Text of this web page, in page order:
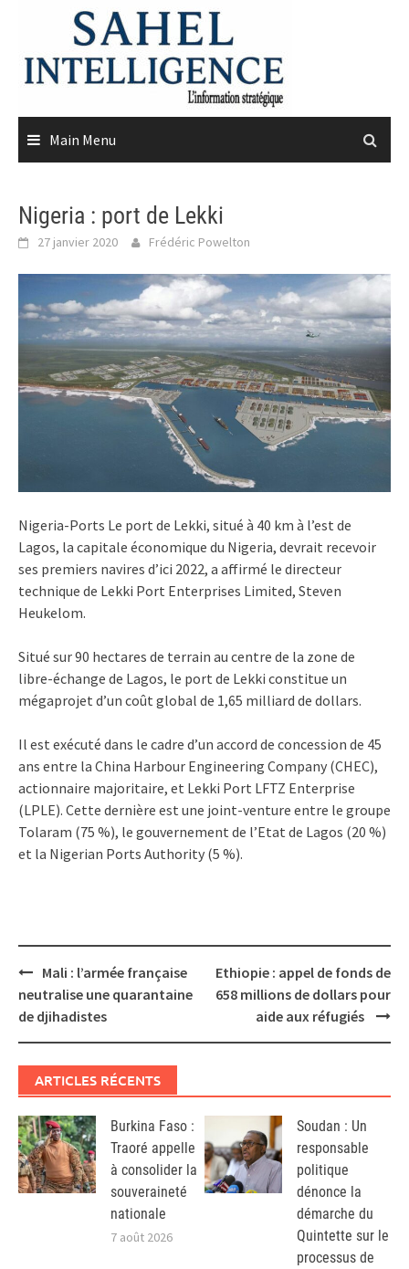
content
Main Menu
Nigeria : port de Lekki
27 janvier 2020 Frédéric Powelton
Nigeria-Ports Le port de Lekki, situé à 40 km à l’est de
Lagos, la capitale économique du Nigeria, devrait recevoir
ses premiers navires d’ici 2022, a affirmé le directeur
technique de Lekki Port Enterprises Limited, Steven
Heukelom.
Situé sur 90 hectares de terrain au centre de la zone de
libre-échange de Lagos, le port de Lekki constitue un
mégaprojet d’un coût global de 1,65 milliard de dollars.
Il est exécuté dans le cadre d’un accord de concession de 45
ans entre la China Harbour Engineering Company (CHEC),
actionnaire majoritaire, et Lekki Port LFTZ Enterprise
(LPLE). Cette dernière est une joint-venture entre le groupe
Tolaram (75 %), le gouvernement de l’Etat de Lagos (20 %)
et la Nigerian Ports Authority (5 %).
Post
navigation
Mali : l’armée française
neutralise une quarantaine
de djihadistes
Ethiopie : appel de fonds de
658 millions de dollars pour
aide aux réfugiés
ARTICLES RÉCENTS
Burkina Faso :
Traoré appelle
à consolider la
souveraineté
nationale
7 août 2026
Soudan : Un
responsable
politique
dénonce la
démarche du
Quintette sur le
processus de